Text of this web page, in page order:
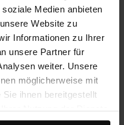
Medien anbieten
Website zu
Informationen zu Ihrer
unsere Partner für
weiter. Unsere
möglicherweise mit
ihnen bereitgestellt
Nutzung der Dienste
City-Trip: chunky Loafer.
passt
sind absolut
das Penny-
Schaft und neutrale
einem eleganten
haben natürlich